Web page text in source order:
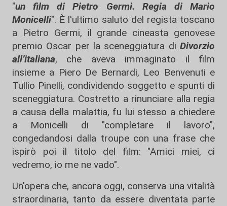
"un film di Pietro Germi. Regia di Mario
Monicelli". È l'ultimo saluto del regista toscano
a Pietro Germi, il grande cineasta genovese
premio Oscar per la sceneggiatura di Divorzio
all’italiana, che aveva immaginato il film
insieme a Piero De Bernardi, Leo Benvenuti e
Tullio Pinelli, condividendo soggetto e spunti di
sceneggiatura. Costretto a rinunciare alla regia
a causa della malattia, fu lui stesso a chiedere
a Monicelli di "completare il lavoro",
congedandosi dalla troupe con una frase che
ispirò poi il titolo del film: "Amici miei, ci
vedremo, io me ne vado".
Un'opera che, ancora oggi, conserva una vitalità
straordinaria, tanto da essere diventata parte